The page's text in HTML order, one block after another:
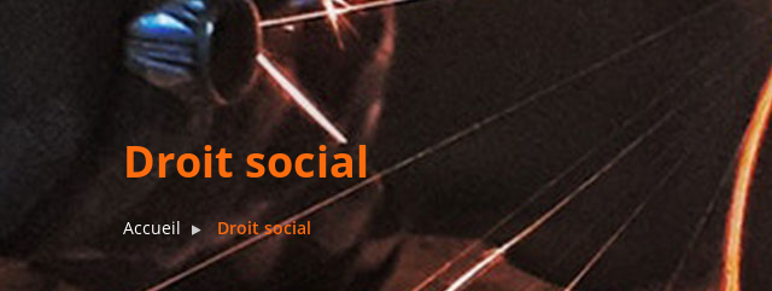
Droit social
Accueil Droit social